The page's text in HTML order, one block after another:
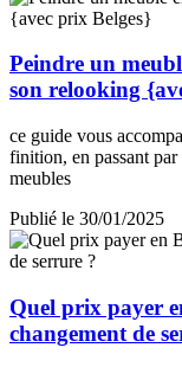
Peindre un
son relooking
ce guide vous
finition, en passant par
meubles
Publié le 30/01/2025
Quel prix payer
changement de